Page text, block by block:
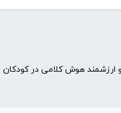
ارزشمند هوش کلامی در کودکان